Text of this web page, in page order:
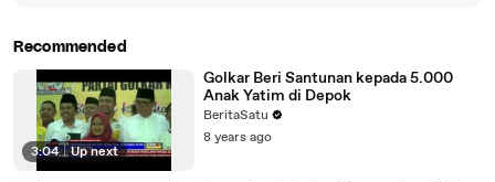
Recommended
3:04 | Up next
Golkar Beri Santunan kepada 5.000
Anak Yatim di Depok
BeritaSatu
8 years ago